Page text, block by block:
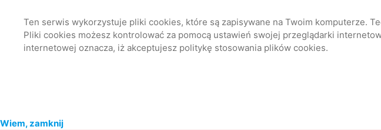
Ten serwis wykorzystuje pliki cookies, które są zapisywane na Twoim komputerze.
Pliki cookies możesz kontrolować za pomocą ustawień swojej przeglądarki
internetowej oznacza, iż akceptujesz politykę stosowania plików cookies.
Wiem, zamknij